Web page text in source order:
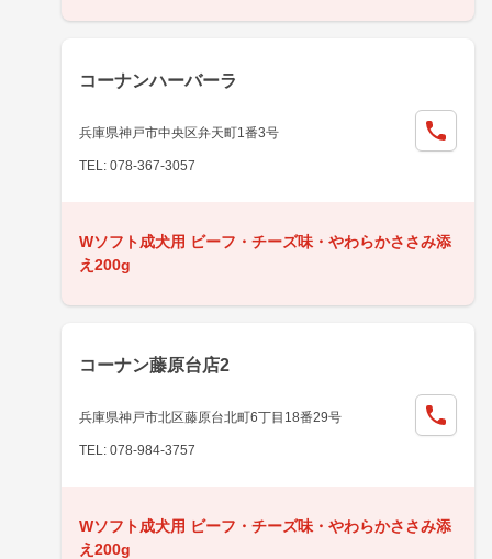
コーナンハーバーラ
兵庫県神戸市中央区弁天町1番3号
TEL: 078-367-3057
Wソフト成犬用 ビーフ・チーズ味・やわらかささみ添
え200g
コーナン藤原台店2
兵庫県神戸市北区藤原台北町6丁目18番29号
TEL: 078-984-3757
Wソフト成犬用 ビーフ・チーズ味・やわらかささみ添
え200g